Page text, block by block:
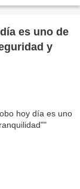
es uno de
y